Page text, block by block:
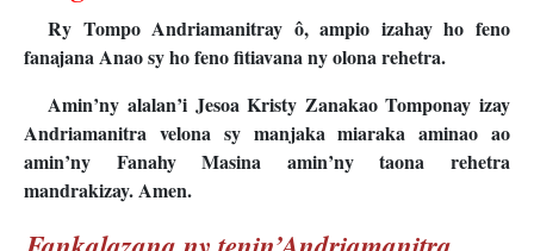
Ry Tompo Andriamanitray ô, ampio izahay ho feno
fanajana Anao sy ho feno fitiavana ny olona rehetra.
Amin’ny alalan’i Jesoa Kristy Zanakao Tomponay izay
Andriamanitra velona sy manjaka miaraka aminao ao
amin’ny Fanahy Masina amin’ny taona rehetra
mandrakizay. Amen.